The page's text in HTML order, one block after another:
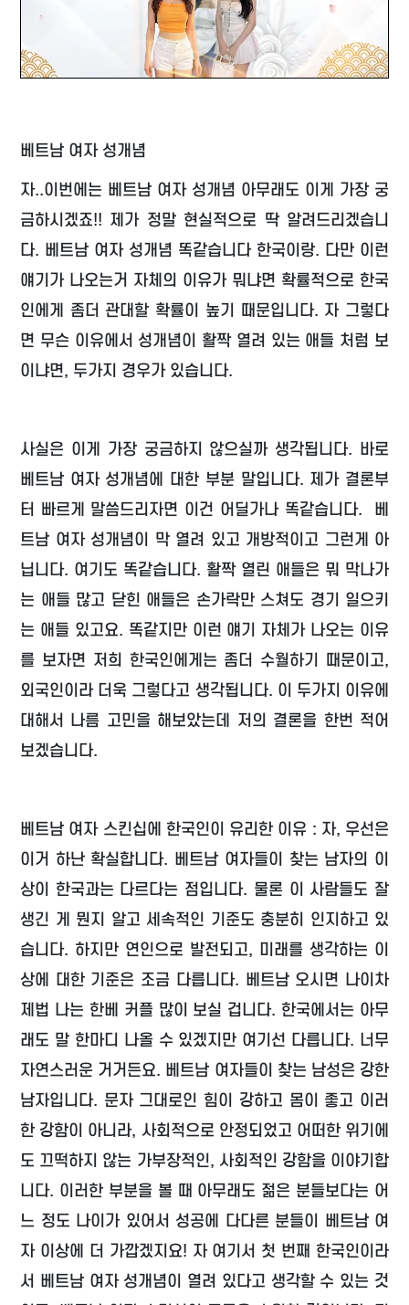
베트남 여자 성개념
자..이번에는 베트남 여자 성개념 아무래도 이게 가장 궁
금하시겠죠!! 제가 정말 현실적으로 딱 알려드리겠습니
다. 베트남 여자 성개념 똑같습니다 한국이랑. 다만 이런
얘기가 나오는거 자체의 이유가 뭐냐면 확률적으로 한국
인에게 좀더 관대할 확률이 높기 때문입니다. 자 그렇다
면 무슨 이유에서 성개념이 활짝 열려 있는 애들 처럼 보
이냐면, 두가지 경우가 있습니다.
사실은 이게 가장 궁금하지 않으실까 생각됩니다. 바로
베트남 여자 성개념에 대한 부분 말입니다. 제가 결론부
터 빠르게 말씀드리자면 이건 어딜가나 똑같습니다. 베
트남 여자 성개념이 막 열려 있고 개방적이고 그런게 아
닙니다. 여기도 똑같습니다. 활짝 열린 애들은 뭐 막나가
는 애들 많고 닫힌 애들은 손가락만 스쳐도 경기 일으키
는 애들 있고요. 똑같지만 이런 얘기 자체가 나오는 이유
를 보자면 저희 한국인에게는 좀더 수월하기 때문이고,
외국인이라 더욱 그렇다고 생각됩니다. 이 두가지 이유에
대해서 나름 고민을 해보았는데 저의 결론을 한번 적어
보겠습니다.
베트남 여자 스킨십에 한국인이 유리한 이유 : 자, 우선은
이거 하난 확실합니다. 베트남 여자들이 찾는 남자의 이
상이 한국과는 다르다는 점입니다. 물론 이 사람들도 잘
생긴 게 뭔지 알고 세속적인 기준도 충분히 인지하고 있
습니다. 하지만 연인으로 발전되고, 미래를 생각하는 이
상에 대한 기준은 조금 다릅니다. 베트남 오시면 나이차
제법 나는 한베 커플 많이 보실 겁니다. 한국에서는 아무
래도 말 한마디 나올 수 있겠지만 여기선 다릅니다. 너무
자연스러운 거거든요. 베트남 여자들이 찾는 남성은 강한
남자입니다. 문자 그대로인 힘이 강하고 몸이 좋고 이러
한 강함이 아니라, 사회적으로 안정되었고 어떠한 위기에
도 끄떡하지 않는 가부장적인, 사회적인 강함을 이야기합
니다. 이러한 부분을 볼 때 아무래도 젊은 분들보다는 어
느 정도 나이가 있어서 성공에 다다른 분들이 베트남 여
자 이상에 더 가깝겠지요! 자 여기서 첫 번째 한국인이라
서 베트남 여자 성개념이 열려 있다고 생각할 수 있는 것